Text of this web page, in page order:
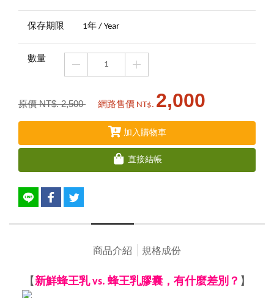
保存期限 1年 / Year
數量
原價 NT$. 2,500 網路售價 NT$. 2,000
加入購物車
直接結帳
商品介紹 規格成份
【新鮮蜂王乳 vs. 蜂王乳膠囊，有什麼差別？ 】